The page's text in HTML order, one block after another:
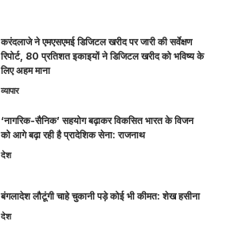
करंदलाजे ने एमएसएमई डिजिटल खरीद पर जारी की सर्वेक्षण
रिपोर्ट, 80 प्रतिशत इकाइयों ने डिजिटल खरीद को भविष्य के
लिए अहम माना
व्यापार
‘नागरिक-सैनिक’ सहयोग बढ़ाकर विकसित भारत के विजन
को आगे बढ़ा रही है प्रादेशिक सेना: राजनाथ
देश
बंगलादेश लौटूंगी चाहे चुकानी पड़े कोई भी कीमत: शेख हसीना
देश